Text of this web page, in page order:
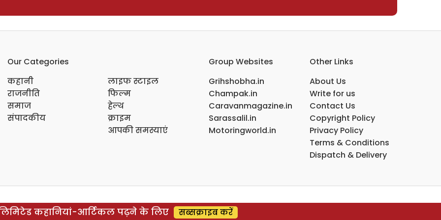
Our Categories
कहानी
राजनीति
समाज
संपादकीय
लाइफ स्टाइल
फिल्म
हेल्थ
क्राइम
आपकी समस्याएं
Group Websites
Grihshobha.in
Champak.in
Caravanmagazine.in
Sarassalil.in
Motoringworld.in
Other Links
About Us
Write for us
Contact Us
Copyright Policy
Privacy Policy
Terms & Conditions
Dispatch & Delivery
कहानियां-आर्टिकल पढ़ने के लिए सब्सक्राइब करें